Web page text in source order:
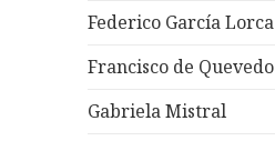
Federico García Lorca
Francisco de Quevedo
Gabriela Mistral